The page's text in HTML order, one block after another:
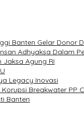
Banten Gelar Donor
Adhyaksa Dalam
Jaksa Agung RI
Legacy Inovasi
Breakwater PP
Banten